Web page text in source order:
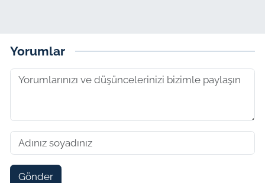
Yorumlar
Gönder